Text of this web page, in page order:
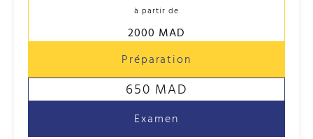
à partir de
2000 MAD
Préparation
650 MAD
Examen